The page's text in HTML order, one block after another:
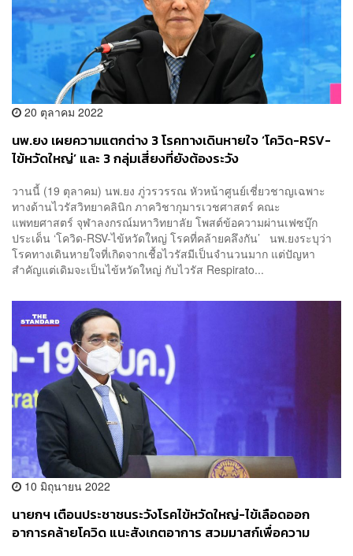
20 ตุลาคม 2022
นพ.ยง เผยความแตกต่าง 3 โรคทางเดินหายใจ ‘โควิด-RSV-
ไข้หวัดใหญ่’ และ 3 กลุ่มเสี่ยงที่ยังต้องระวัง
วานนี้ (19 ตุลาคม) นพ.ยง ภู่วรวรรณ หัวหน้าศูนย์เชี่ยวชาญเฉพาะ
ทางด้านไวรัสวิทยาคลินิก ภาควิชากุมารเวชศาสตร์ คณะ
แพทยศาสตร์ จุฬาลงกรณ์มหาวิทยาลัย โพสต์ข้อความผ่านเฟซบุ๊ก
ประเด็น ‘โควิด-RSV-ไข้หวัดใหญ่ โรคที่คล้ายคลึงกัน’ นพ.ยงระบุว่า
โรคทางเดินหายใจที่เกิดจากเชื้อไวรัสมีเป็นจำนวนมาก แต่ปัญหา
สำคัญแต่เดิมจะเป็นไข้หวัดใหญ่ กับไวรัส Respirato...
10 มิถุนายน 2022
นายกฯ เตือนประชาชนระวังโรคไข้หวัดใหญ่-ไข้เลือดออก
อาการคล้ายโควิด แนะสังเกตอาการ สวมมาสก์เพื่อความ